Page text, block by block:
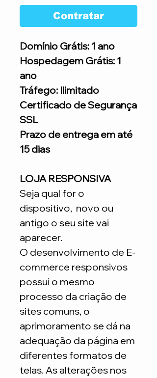
Contratar
Domínio Grátis: 1 ano
Hospedagem Grátis: 1
ano
Tráfego: Ilimitado
Certificado de Segurança
SSL
Prazo de entrega em até
15 dias
LOJA RESPONSIVA
Seja qual for o
dispositivo, novo ou
antigo o seu site vai
aparecer.
O desenvolvimento de E-
commerce responsivos
possui o mesmo
processo da criação de
sites comuns, o
aprimoramento se dá na
adequação da página em
diferentes formatos de
telas. As alterações nos